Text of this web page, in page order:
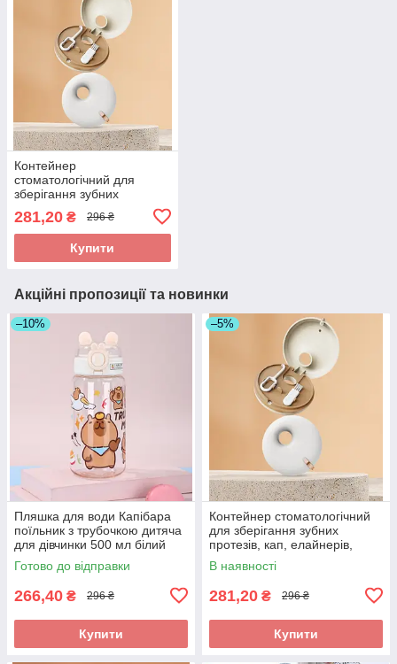
Контейнер
стоматологічний для
зберігання зубних
протезів, кап, елайнерів,
футляр для очищення та
перенесення
ортодонтичних виробів
281,20 ₴ 296 ₴
Купити
Акційні пропозиції та новинки
–10%
Пляшка для води Капібара
поїльник з трубочкою дитяча
для дівчинки 500 мл білий
Готово до відправки
266,40 ₴ 296 ₴
Купити
–5%
Контейнер стоматологічний
для зберігання зубних
протезів, кап, елайнерів,
футляр для очищення та
перенесення ортодонтичних
В наявності
281,20 ₴ 296 ₴
Купити